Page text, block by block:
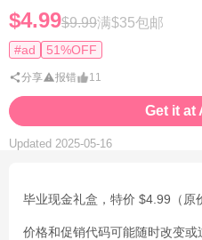
$4.99$9.99满$35包邮
#ad 51%OFF
分享 报错 11
Get it at
Updated 2025-05-16
毕业现金礼盒，特价 $4.99（原
价格和促销代码可能随时改变或